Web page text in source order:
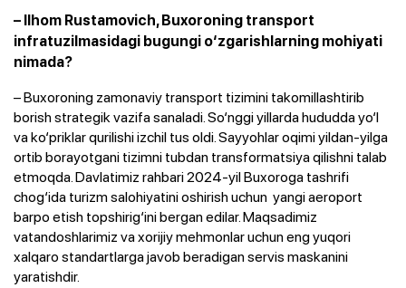
– Ilhom Rustamovich, Buxoroning transport
infratuzilmasidagi bugungi o‘zgarishlarning mohiyati
nimada?
– Buxoroning zamonaviy transport tizimini takomillashtirib
borish strategik vazifa sanaladi. So‘nggi yillarda hududda yo‘l
va ko‘priklar qurilishi izchil tus oldi. Sayyohlar oqimi yildan-yilga
ortib borayotgani tizimni tubdan transformatsiya qilishni talab
etmoqda. Davlatimiz rahbari 2024-yil Buxoroga tashrifi
chog‘ida turizm salohiyatini oshirish uchun yangi aeroport
barpo etish topshirig‘ini bergan edilar. Maqsadimiz
vatandoshlarimiz va xorijiy mehmonlar uchun eng yuqori
xalqaro standartlarga javob beradigan servis maskanini
yaratishdir.